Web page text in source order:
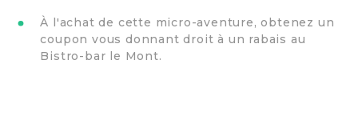
À l'achat de cette micro-aventure, obtenez un
coupon vous donnant droit à un rabais au
Bistro-bar le Mont.